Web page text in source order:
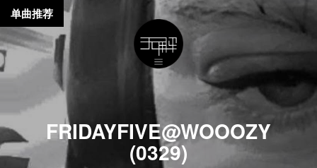
FRIDAYFIVE@WOOOZY
(0329)
单曲推荐